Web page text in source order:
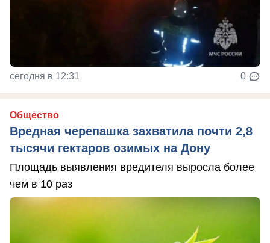
сегодня в 12:31 0
Общество
Вредная черепашка захватила почти 2,8
тысячи гектаров озимых на Дону
Площадь выявления вредителя выросла более
чем в 10 раз